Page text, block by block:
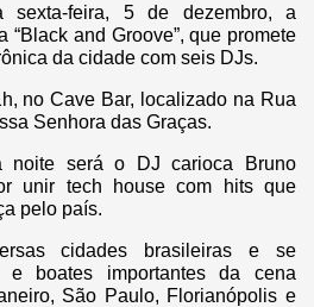
sexta-feira, 5 de dezembro, a
“Black and Groove”, que promete
da cidade com seis DJs.
no Cave Bar, localizado na Rua
Senhora das Graças.
noite será o DJ carioca Bruno
unir tech house com hits que
pelo país.
cidades brasileiras e se
e boates importantes da cena
São Paulo, Florianópolis e